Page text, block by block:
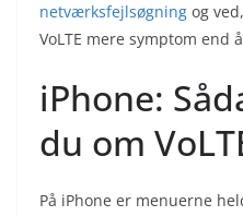
netværksfejlsøgning og
VoLTE mere symptom end
iPhone:
du om
På iPhone er menuerne